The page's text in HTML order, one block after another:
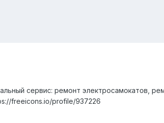
сервис: ремонт электросамокатов,
freeicons.io/profile/937226